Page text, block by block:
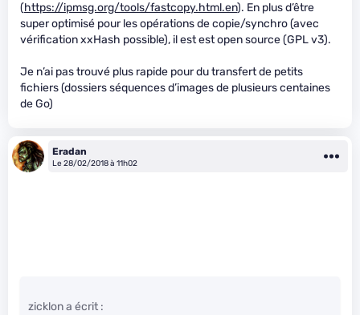
(https://ipmsg.org/tools/fastcopy.html.en). En plus d’être
super optimisé pour les opérations de copie/synchro (avec
vérification xxHash possible), il est est open source (GPL v3).
Je n’ai pas trouvé plus rapide pour du transfert de petits
fichiers (dossiers séquences d’images de plusieurs centaines
de Go)
Eradan
Le 28/02/2018 à 11h02
zicklon a écrit :